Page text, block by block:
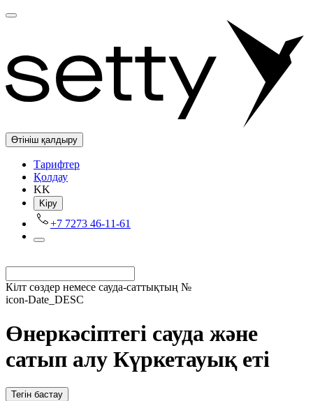
Өтініш қалдыру
Tарифтер
Қолдау
KK
Kіру
+7 7273 46-11-61
Кілт сөздер немесе сауда-саттықтың №
icon-Date_DESC
Өнеркәсіптегі сауда және
сатып алу Күркетауық еті
Тегін бастау